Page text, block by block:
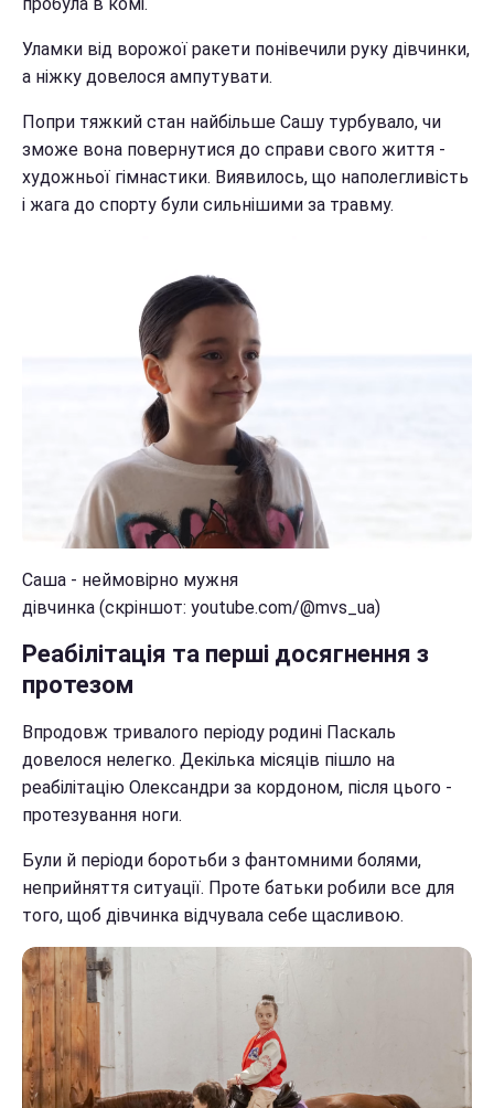
Уламки від ворожої ракети понівечили руку дівчинки,
а ніжку довелося ампутувати.
Попри тяжкий стан найбільше Сашу турбувало, чи
зможе вона повернутися до справи свого життя -
художньої гімнастики. Виявилось, що наполегливість
і жага до спорту були сильнішими за травму.
Саша - неймовірно мужня
дівчинка (скріншот: youtube.com/@mvs_ua)
Реабілітація та перші досягнення з
протезом
Впродовж тривалого періоду родині Паскаль
довелося нелегко. Декілька місяців пішло на
реабілітацію Олександри за кордоном, після цього -
протезування ноги.
Були й періоди боротьби з фантомними болями,
неприйняття ситуації. Проте батьки робили все для
того, щоб дівчинка відчувала себе щасливою.